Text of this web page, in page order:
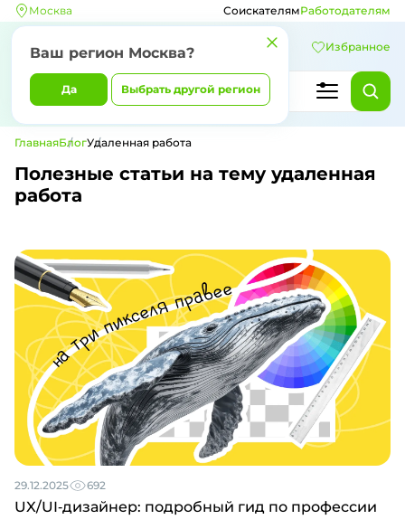
Москва
Ваш регион Москва?
Да Выбрать другой регион
СоискателямРаботодателям
Избранное
ГлавнаяБлогУдаленная работа
Полезные статьи на тему удаленная
работа
29.12.2025 692
UX/UI‑дизайнер: подробный гид по профессии